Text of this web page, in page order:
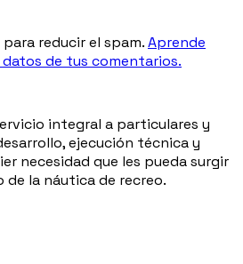
reducir el spam.Aprende
de tus comentarios.
integral a particulares y
ejecución técnica y
necesidad que les pueda surgir
de la náutica de recreo.